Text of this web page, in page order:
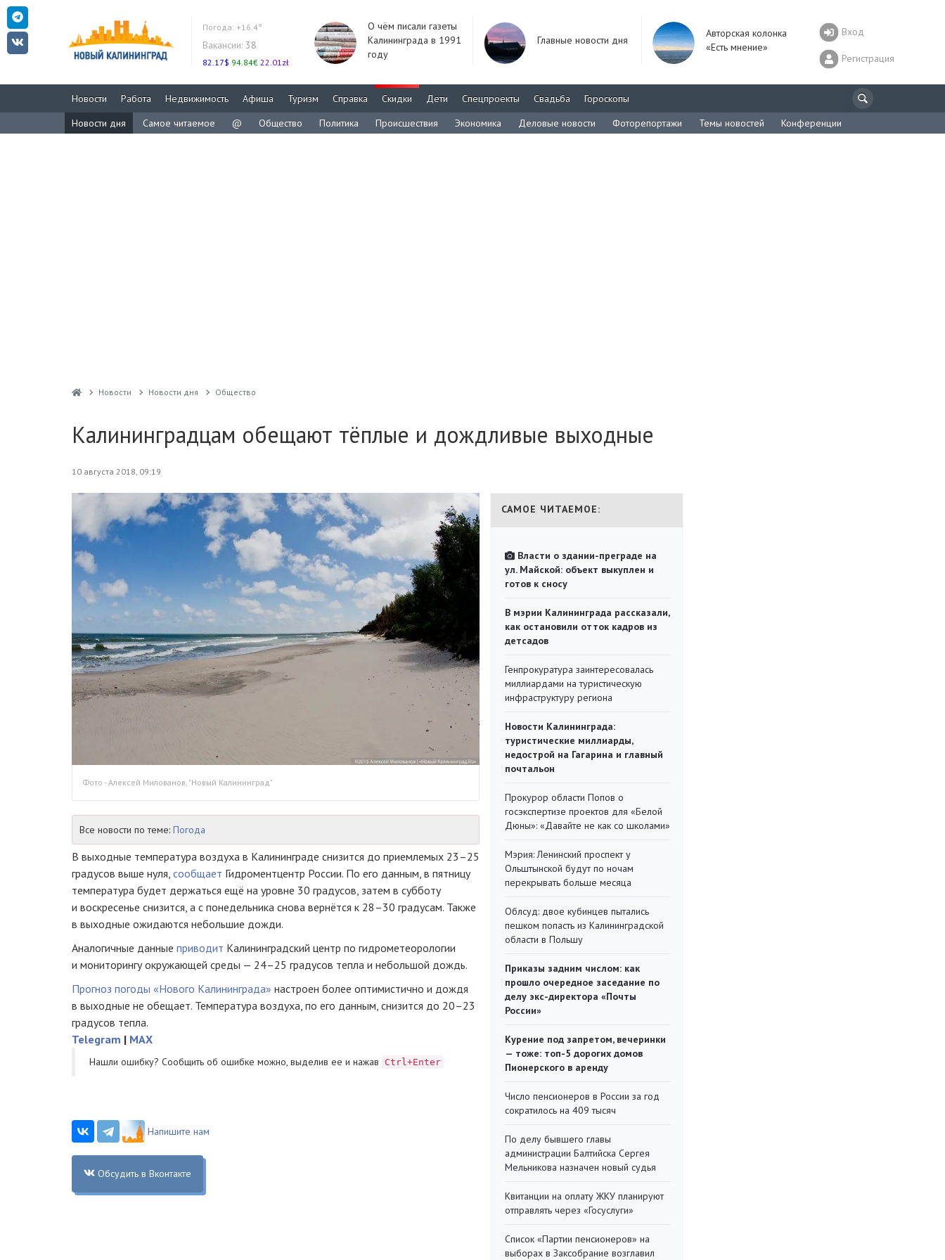
Погода: +16.4°
Вакансии: 38
82.17$ 94.84€ 22.01zł
О чём писали газеты
Калининграда в 1991
году
Главные новости дня
Авторская колонка
«Есть мнение»
Вход
Регистрация
Новости Работа Недвижимость Афиша Туризм Справка Скидки Дети Спецпроекты Свадьба
Гороскопы
Новости дня
Самое читаемое @ Общество Политика Происшествия Экономика Деловые новости Фоторепортажи Темы новостей Конференции
Новости Новости дня Общество
Калининградцам обещают тёплые и дождливые выходные
10 августа 2018, 09:19
Фото - Алексей Милованов, "Новый Калининград"
Все новости по теме: Погода
В выходные температура воздуха в Калининграде снизится до приемлемых 23–25
градусов выше нуля, сообщает Гидроментцентр России. По его данным, в пятницу
температура будет держаться ещё на уровне 30 градусов, затем в субботу
и воскресенье снизится, а с понедельника снова вернётся к 28–30 градусам. Также
в выходные ожидаются небольшие дожди.
Аналогичные данные приводит Калининградский центр по гидрометеорологии
и мониторингу окружающей среды — 24–25 градусов тепла и небольшой дождь.
Прогноз погоды «Нового Калининграда» настроен более оптимистично и дождя
в выходные не обещает. Температура воздуха, по его данным, снизится до 20–23
градусов тепла.
Telegram | MAX
Нашли ошибку? Cообщить об ошибке можно, выделив ее и нажав Ctrl+Enter
Напишите нам
Обсудить в Вконтакте
САМОЕ ЧИТАЕМОЕ:
Власти о здании-преграде на
ул. Майской: объект выкуплен и
готов к сносу
В мэрии Калининграда рассказали,
как остановили отток кадров из
детсадов
Генпрокуратура заинтересовалась
миллиардами на туристическую
инфраструктуру региона
Новости Калининграда:
туристические миллиарды,
недострой на Гагарина и главный
почтальон
Прокурор области Попов о
госэкспертизе проектов для «Белой
Дюны»: «Давайте не как со школами»
Мэрия: Ленинский проспект у
Ольштынской будут по ночам
перекрывать больше месяца
Облсуд: двое кубинцев пытались
пешком попасть из Калининградской
области в Польшу
Приказы задним числом: как
прошло очередное заседание по
делу экс-директора «Почты
России»
Курение под запретом, вечеринки
— тоже: топ-5 дорогих домов
Пионерского в аренду
Число пенсионеров в России за год
сократилось на 409 тысяч
По делу бывшего главы
администрации Балтийска Сергея
Мельникова назначен новый судья
Квитанции на оплату ЖКУ планируют
отправлять через «Госуслуги»
Список «Партии пенсионеров» на
выборах в Заксобрание возглавил